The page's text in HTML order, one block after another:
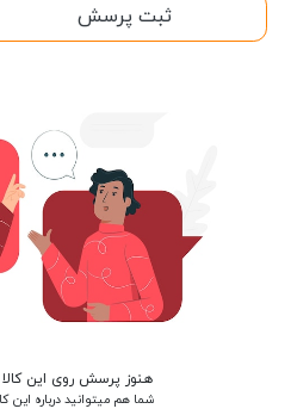
ثبت پرسش
هنوز پرسش روی این
شما هم میتوانید درباره